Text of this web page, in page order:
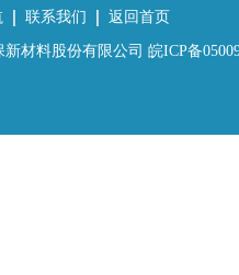
联系我们 返回首页
材料股份有限公司 皖ICP备